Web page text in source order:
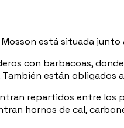
Mosson está situada
con barbacoas,
están obligados
repartidos entre los
hornos de cal,